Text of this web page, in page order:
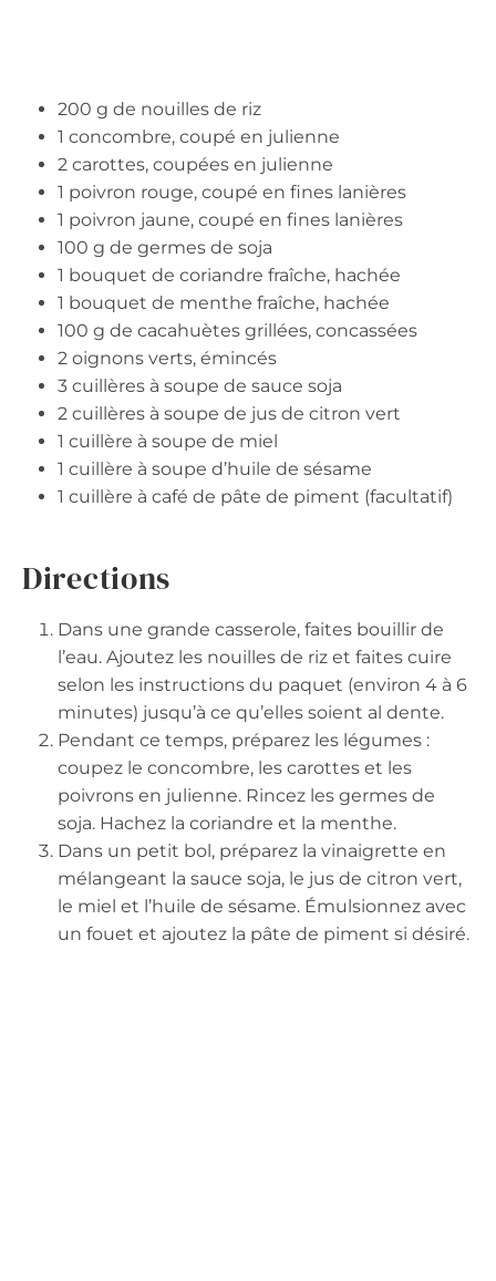
200 g de nouilles de riz
1 concombre, coupé en julienne
2 carottes, coupées en julienne
1 poivron rouge, coupé en fines lanières
1 poivron jaune, coupé en fines lanières
100 g de germes de soja
1 bouquet de coriandre fraîche, hachée
1 bouquet de menthe fraîche, hachée
100 g de cacahuètes grillées, concassées
2 oignons verts, émincés
3 cuillères à soupe de sauce soja
2 cuillères à soupe de jus de citron vert
1 cuillère à soupe de miel
1 cuillère à soupe d’huile de sésame
1 cuillère à café de pâte de piment (facultatif)
Directions
Dans une grande casserole, faites bouillir de
l’eau. Ajoutez les nouilles de riz et faites cuire
selon les instructions du paquet (environ 4 à 6
minutes) jusqu’à ce qu’elles soient al dente.
Pendant ce temps, préparez les légumes :
coupez le concombre, les carottes et les
poivrons en julienne. Rincez les germes de
soja. Hachez la coriandre et la menthe.
Dans un petit bol, préparez la vinaigrette en
mélangeant la sauce soja, le jus de citron vert,
le miel et l’huile de sésame. Émulsionnez avec
un fouet et ajoutez la pâte de piment si désiré.